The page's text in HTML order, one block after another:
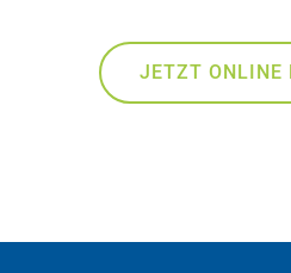
JETZT ONLINE